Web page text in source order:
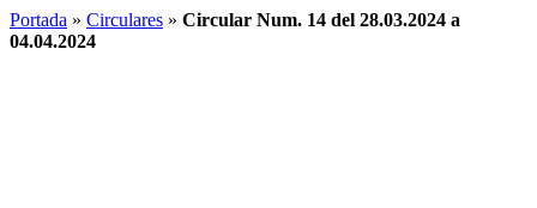
Portada » Circulares » Circular Num. 14 del 28.03.2024 a
04.04.2024